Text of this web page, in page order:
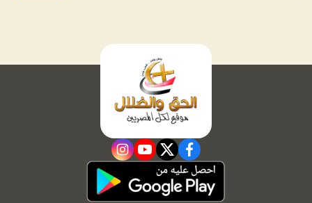
facebook
twitter
youtube
instagram